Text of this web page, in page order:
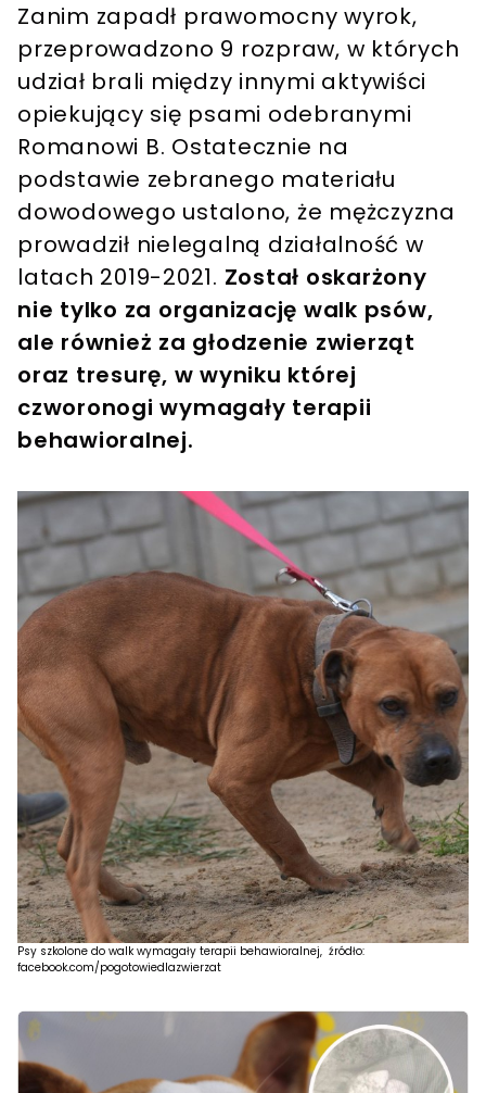
Zanim zapadł prawomocny wyrok,
przeprowadzono 9 rozpraw, w których
udział brali między innymi aktywiści
opiekujący się psami odebranymi
Romanowi B. Ostatecznie na
podstawie zebranego materiału
dowodowego ustalono, że mężczyzna
prowadził nielegalną działalność w
latach 2019-2021. Został oskarżony
nie tylko za organizację walk psów,
ale również za głodzenie zwierząt
oraz tresurę, w wyniku której
czworonogi wymagały terapii
behawioralnej.
Psy szkolone do walk wymagały terapii behawioralnej, źródło:
facebook.com/pogotowiedlazwierzat